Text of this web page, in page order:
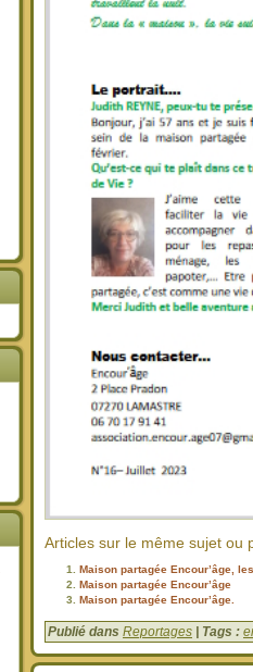
Articles sur le même sujet ou
Maison partagée Encour’âge,
Maison partagée Encour’âge
Maison partagée Encour’âge.
Publié dans Reportages | Tags :